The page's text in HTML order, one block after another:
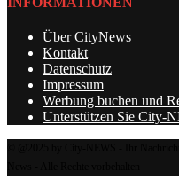
Über CityNews
Kontakt
Datenschutz
Impressum
Werbung buchen und
Unterstützen Sie City-